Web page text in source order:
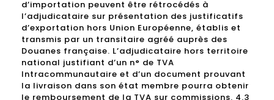
d’importation peuvent être rétrocédés à
l’adjudicataire sur présentation des justificatifs
d’exportation hors Union Européenne, établis et
transmis par un transitaire agréé auprès des
Douanes française. L’adjudicataire hors territoire
national justifiant d’un n° de TVA
Intracommunautaire et d’un document prouvant
la livraison dans son état membre pourra obtenir
le remboursement de la TVA sur commissions. 4.3